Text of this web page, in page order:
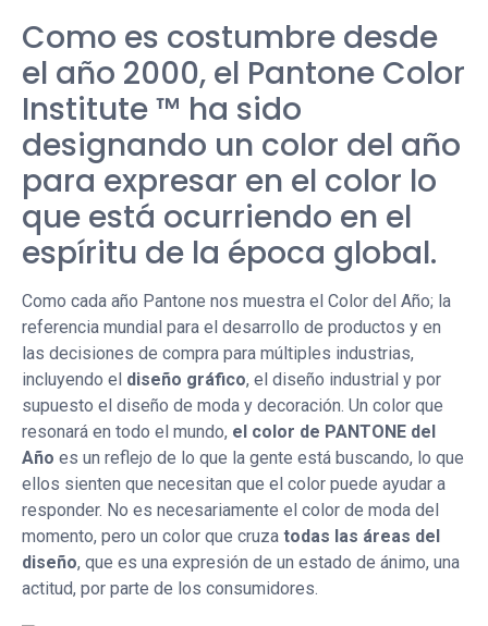
Como es costumbre desde
el año 2000, el Pantone Color
Institute ™ ha sido
designando un color del año
para expresar en el color lo
que está ocurriendo en el
espíritu de la época global.
Como cada año Pantone nos muestra el Color del Año; la
referencia mundial para el desarrollo de productos y en
las decisiones de compra para múltiples industrias,
incluyendo el diseño gráfico, el diseño industrial y por
supuesto el diseño de moda y decoración. Un color que
resonará en todo el mundo, el color de PANTONE del
Año es un reflejo de lo que la gente está buscando, lo que
ellos sienten que necesitan que el color puede ayudar a
responder. No es necesariamente el color de moda del
momento, pero un color que cruza todas las áreas del
diseño, que es una expresión de un estado de ánimo, una
actitud, por parte de los consumidores.